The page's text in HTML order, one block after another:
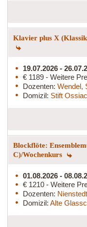
Klavier plus X
19.07.2026 -
€ 1189 - Weitere
Dozenten: Wendel,
Domizil: Stift
Blockflöte:
C)/Wochenkurs
01.08.2026 -
€ 1210 - Weitere
Dozenten:
Domizil: Alte